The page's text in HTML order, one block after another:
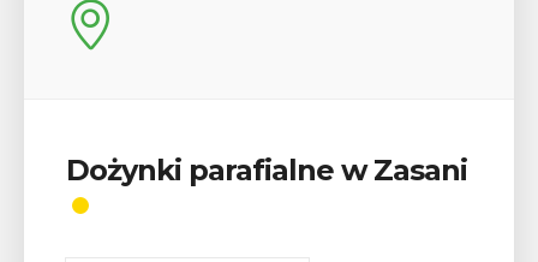
Wykład „Jak zdobyć